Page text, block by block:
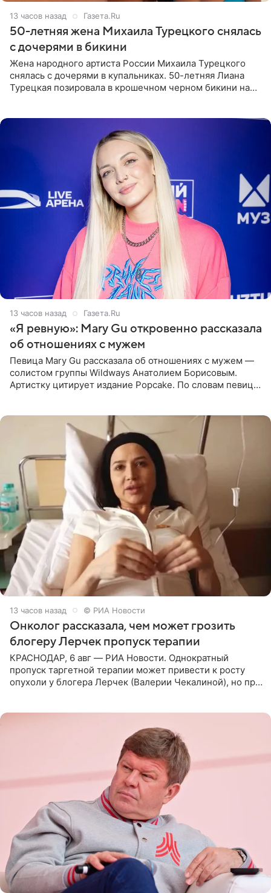
13 часов назад Газета.Ru
50-летняя жена Михаила Турецкого снялась
с дочерями в бикини
Жена народного артиста России Михаила Турецкого
снялась с дочерями в купальниках. 50-летняя Лиана
Турецкая позировала в крошечном черном бикини на
13 часов назад Газета.Ru
«Я ревную»: Mary Gu откровенно рассказала
об отношениях с мужем
Певица Mary Gu рассказала об отношениях с мужем —
солистом группы Wildways Анатолием Борисовым.
Артистку цитирует издание Popcake. По словам певицы,
13 часов назад © РИА Новости
Онколог рассказала, чем может грозить
блогеру Лерчек пропуск терапии
КРАСНОДАР, 6 авг — РИА Новости. Однократный
пропуск таргетной терапии может привести к росту
опухоли у блогера Лерчек (Валерии Чекалиной), но при